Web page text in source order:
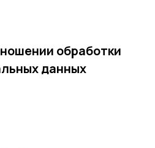
обработки
данных